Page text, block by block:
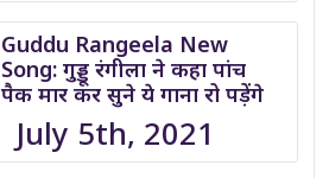
Guddu Rangeela New
Song: गुड्डू रंगीला ने कहा पांच
पैक मार कर सुने ये गाना रो पड़ेंगे
July 5th, 2021